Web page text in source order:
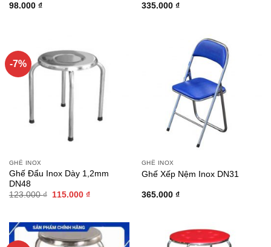
98.000 ₫
Được xếp
335.000 ₫
-7%
GHẾ INOX
Ghế Đẩu Inox Dày 1,2mm
DN48
123.000₫
Giá
115.000 ₫Giá
115.000 ₫.
GHẾ INOX
Ghế Xếp Nệm Inox DN31
365.000 ₫